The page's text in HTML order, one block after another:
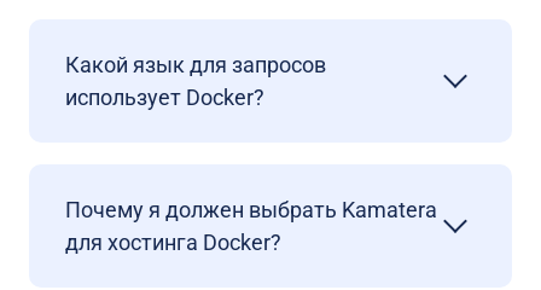
Какой язык для запросов
использует Docker?
Почему я должен выбрать Kamatera
для хостинга Docker?